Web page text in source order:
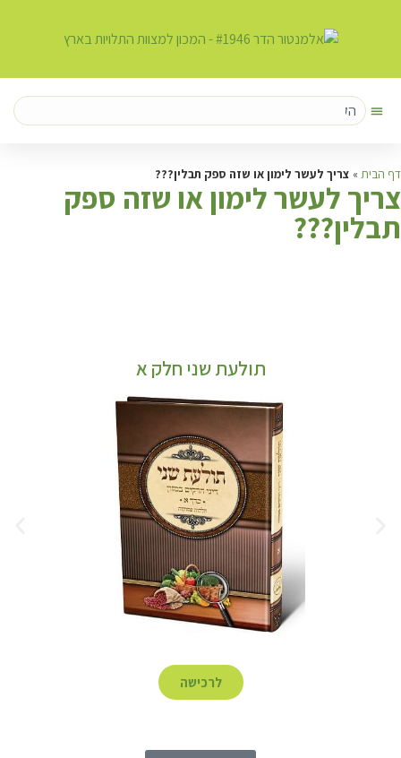
דף הבית » צריך לעשר לימון או שזה ספק תבלין???
צריך לעשר לימון או שזה ספק
תבלין???
תולעת שני חלק א
לרכישה